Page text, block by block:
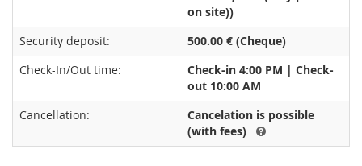
on site))
Security deposit:
500.00 € (Cheque)
Check-In/Out time:
Check-in 4:00 PM | Check-
out 10:00 AM
Cancellation:
Cancelation is possible
(with fees)